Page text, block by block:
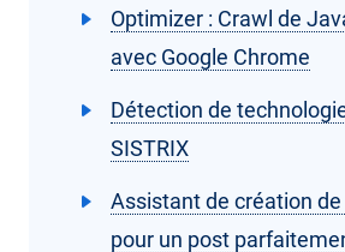
Optimizer : Crawl de
avec Google Chrome
Détection de
SISTRIX
Assistant de création
pour un post